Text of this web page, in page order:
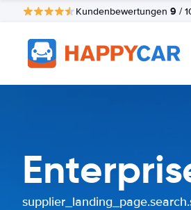
Kundenbewertungen 9 /